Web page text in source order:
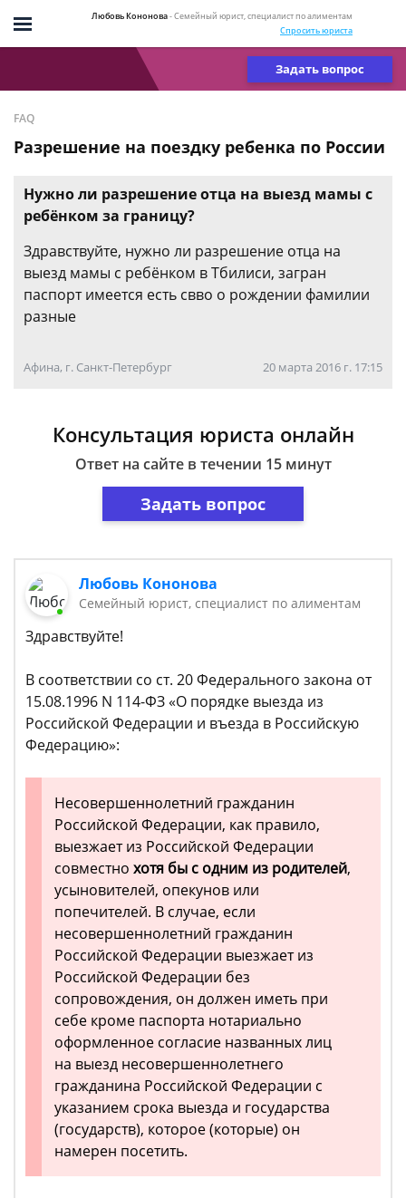
Любовь Кононова- Семейный юрист, специалист по алиментам
Спросить юриста
Задать вопрос
FAQ
Разрешение на поездку ребенка по России
Нужно ли разрешение отца на выезд мамы с
ребёнком за границу?
Здравствуйте, нужно ли разрешение отца на
выезд мамы с ребёнком в Тбилиси, загран
паспорт имеется есть свво о рождении фамилии
разные
Афина, г. Санкт-Петербург 20 марта 2016 г. 17:15
Консультация юриста онлайн
Ответ на сайте в течении 15 минут
Задать вопрос
Любовь Кононова
Семейный юрист, специалист по алиментам
Здравствуйте!
В соответствии со ст. 20 Федерального закона от
15.08.1996 N 114-ФЗ «О порядке выезда из
Российской Федерации и въезда в Российскую
Федерацию»:
Несовершеннолетний гражданин
Российской Федерации, как правило,
выезжает из Российской Федерации
совместно хотя бы с одним из родителей,
усыновителей, опекунов или
попечителей. В случае, если
несовершеннолетний гражданин
Российской Федерации выезжает из
Российской Федерации без
сопровождения, он должен иметь при
себе кроме паспорта нотариально
оформленное согласие названных лиц
на выезд несовершеннолетнего
гражданина Российской Федерации с
указанием срока выезда и государства
(государств), которое (которые) он
намерен посетить.